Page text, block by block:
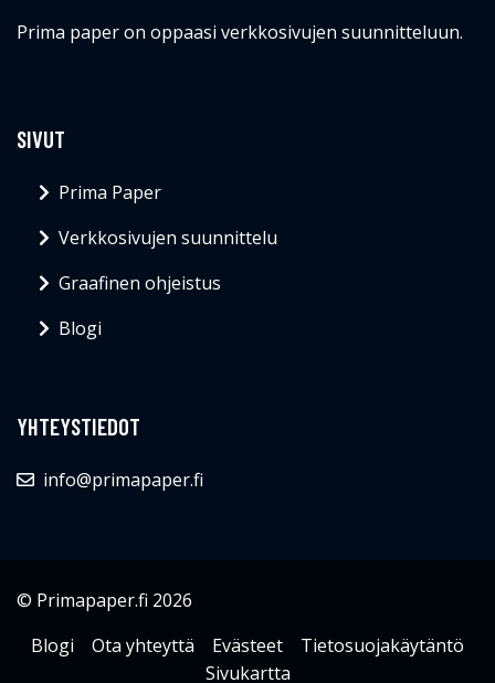
Prima paper on oppaasi verkkosivujen suunnitteluun.
SIVUT
Prima Paper
Verkkosivujen suunnittelu
Graafinen ohjeistus
Blogi
YHTEYSTIEDOT
info@primapaper.fi
© Primapaper.fi 2026
Blogi
Ota yhteyttä Evästeet
Tietosuojakäytäntö
Sivukartta